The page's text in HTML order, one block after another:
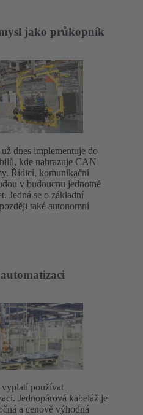
jako průkopník
dnes implementuje do
kde nahrazuje CAN
Řídicí, komunikační
v budoucnu jednotně
Jedná se o základní
také autonomní
vyplatí používat
Jednopárová kabeláž je
a cenově výhodná